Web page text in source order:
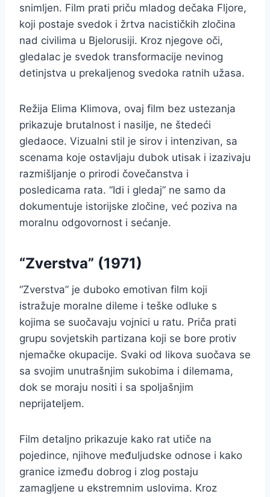
snimljen. Film prati priču mladog dečaka Fljore,
koji postaje svedok i žrtva nacističkih zločina
nad civilima u Bjelorusiji. Kroz njegove oči,
gledalac je svedok transformacije nevinog
detinjstva u prekaljenog svedoka ratnih užasa.
Režija Elima Klimova, ovaj film bez ustezanja
prikazuje brutalnost i nasilje, ne štedeći
gledaoce. Vizualni stil je sirov i intenzivan, sa
scenama koje ostavljaju dubok utisak i izazivaju
razmišljanje o prirodi čovečanstva i
posledicama rata. “Idi i gledaj” ne samo da
dokumentuje istorijske zločine, već poziva na
moralnu odgovornost i sećanje.
“Zverstva” (1971)
“Zverstva” je duboko emotivan film koji
istražuje moralne dileme i teške odluke s
kojima se suočavaju vojnici u ratu. Priča prati
grupu sovjetskih partizana koji se bore protiv
njemačke okupacije. Svaki od likova suočava se
sa svojim unutrašnjim sukobima i dilemama,
dok se moraju nositi i sa spoljašnjim
neprijateljem.
Film detaljno prikazuje kako rat utiče na
pojedince, njihove međuljudske odnose i kako
granice između dobrog i zlog postaju
zamagljene u ekstremnim uslovima. Kroz